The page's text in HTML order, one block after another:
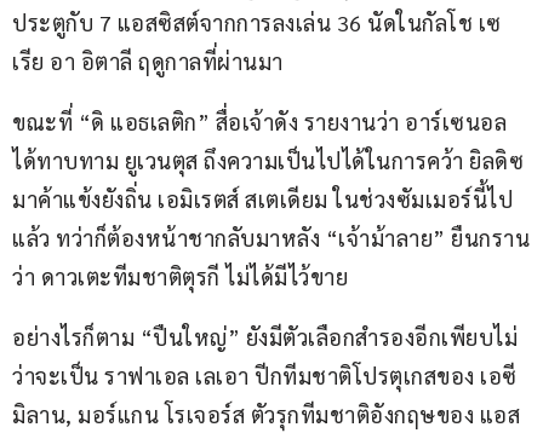
ประตูกับ 7 แอสซิสต์จากการลงเล่น 36 นัดในกัลโช เซ
เรีย อา อิตาลี ฤดูกาลที่ผ่านมา
ขณะที่ “ดิ แอธเลติก” สื่อเจ้าดัง รายงานว่า อาร์เซนอล
ได้ทาบทาม ยูเวนตุส ถึงความเป็นไปได้ในการคว้า ยิลดิซ
มาค้าแข้งยังถิ่น เอมิเรตส์ สเตเดียม ในช่วงซัมเมอร์นี้ไป
แล้ว ทว่าก็ต้องหน้าชากลับมาหลัง “เจ้าม้าลาย” ยืนกราน
ว่า ดาวเตะทีมชาติตุรกี ไม่ได้มีไว้ขาย
อย่างไรก็ตาม “ปืนใหญ่” ยังมีตัวเลือกสำรองอีกเพียบไม่
ว่าจะเป็น ราฟาเอล เลเอา ปีกทีมชาติโปรตุเกสของ เอซี
มิลาน, มอร์แกน โรเจอร์ส ตัวรุกทีมชาติอังกฤษของ แอส